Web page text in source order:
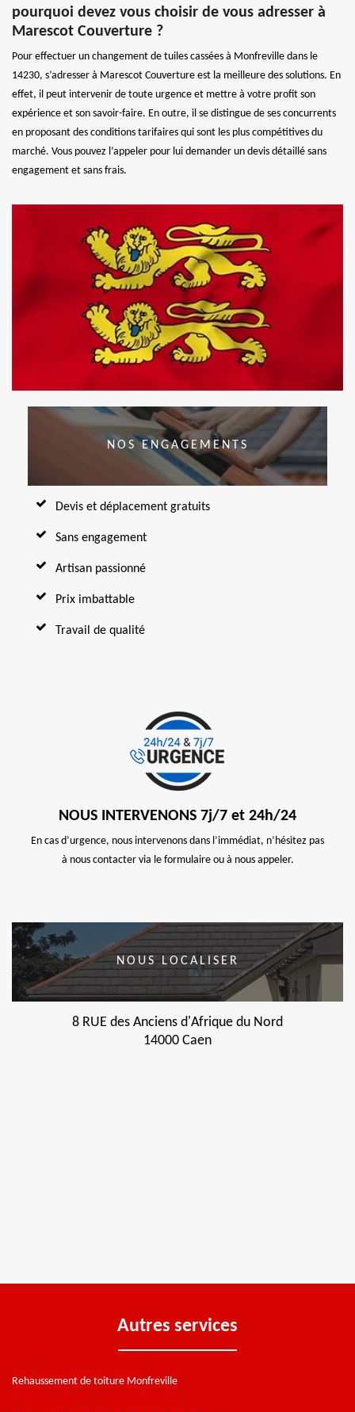
pourquoi devez vous choisir de vous adresser à
Marescot Couverture ?
Pour effectuer un changement de tuiles cassées à Monfreville dans le
14230, s’adresser à Marescot Couverture est la meilleure des solutions. En
effet, il peut intervenir de toute urgence et mettre à votre profit son
expérience et son savoir-faire. En outre, il se distingue de ses concurrents
en proposant des conditions tarifaires qui sont les plus compétitives du
marché. Vous pouvez l’appeler pour lui demander un devis détaillé sans
engagement et sans frais.
NOS ENGAGEMENTS
Devis et déplacement gratuits
Sans engagement
Artisan passionné
Prix imbattable
Travail de qualité
NOUS INTERVENONS 7j/7 et 24h/24
En cas d’urgence, nous intervenons dans l’immédiat, n’hésitez pas
à nous contacter via le formulaire ou à nous appeler.
NOUS LOCALISER
8 RUE des Anciens d'Afrique du Nord
14000 Caen
Autres services
Rehaussement de toiture Monfreville